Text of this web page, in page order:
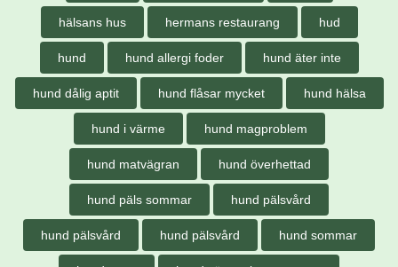
hälsans hus hermans restaurang hud
hund hund allergi foder hund äter inte
hund dålig aptit hund flåsar mycket hund hälsa
hund i värme hund magproblem
hund matvägran hund överhettad
hund päls sommar hund pälsvård
hund pälsvård hund pälsvård hund sommar